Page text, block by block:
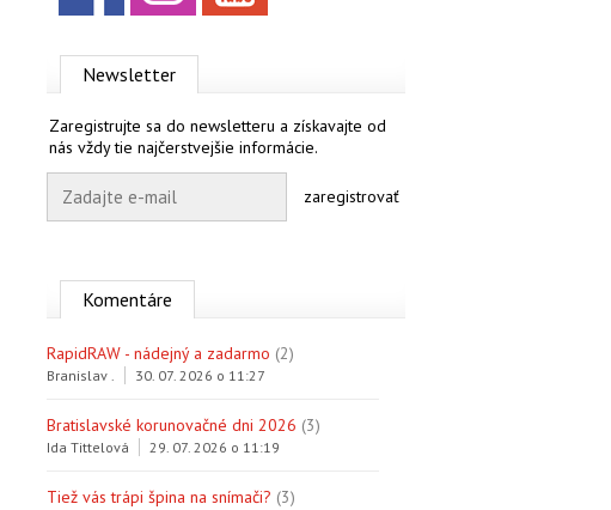
Newsletter
Zaregistrujte sa do newsletteru a získavajte od
nás vždy tie najčerstvejšie informácie.
zaregistrovať
Komentáre
RapidRAW - nádejný a zadarmo (2)
Branislav . 30. 07. 2026 o 11:27
Bratislavské korunovačné dni 2026 (3)
Ida Tittelová 29. 07. 2026 o 11:19
Tiež vás trápi špina na snímači? (3)